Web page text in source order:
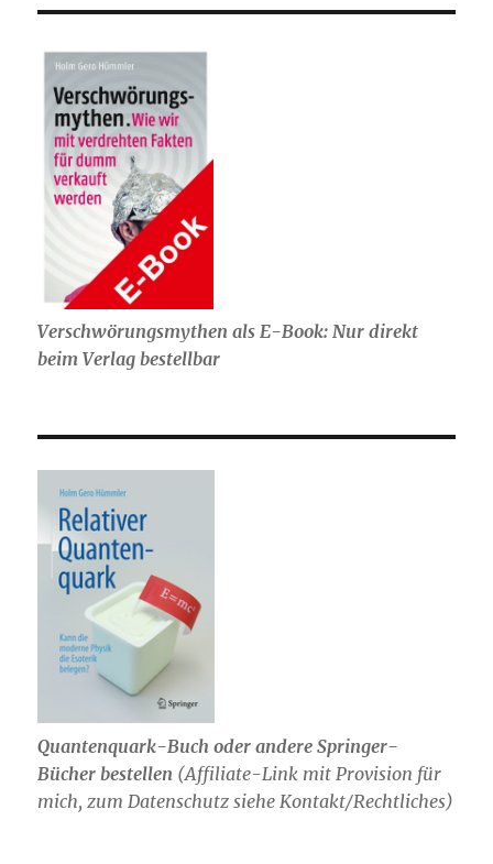
Verschwörungsmythen als E-Book: Nur direkt
beim Verlag bestellbar
Quantenquark-Buch oder andere Springer-
Bücher bestellen (Affiliate-Link mit Provision für
mich, zum Datenschutz siehe Kontakt/Rechtliches)